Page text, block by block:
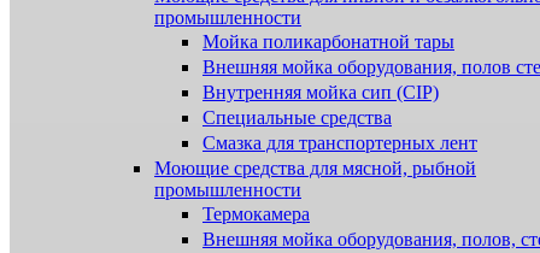
промышленности
Мойка поликарбонатной тары
Внешняя мойка оборудования, полов
Внутренняя мойка сип (CIP)
Специальные средства
Смазка для транспортерных лент
Моющие средства для мясной, рыбной
промышленности
Термокамера
Внешняя мойка оборудования, полов,